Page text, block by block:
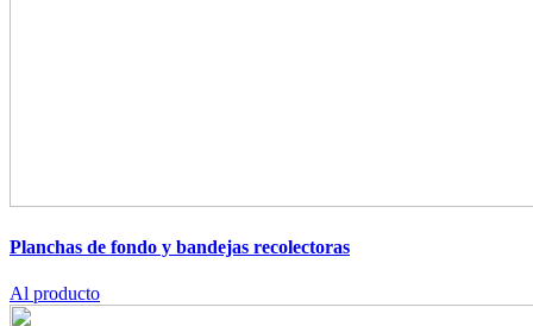
Planchas de fondo y bandejas recolectoras
Al producto